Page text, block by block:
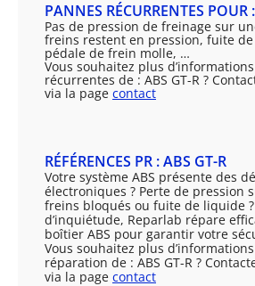
PANNES RÉCURRENTES POUR
Pas de pression de freinage sur
freins restent en pression, fuite
pédale de frein molle, …
Vous souhaitez plus
récurrentes de : ABS GT-R ?
via la page contact
RÉFÉRENCES PR : ABS GT-R
Votre système ABS présente des
électroniques ? Perte de pression
freins bloqués ou fuite de liquide ?
d’inquiétude, Reparlab répare
boîtier ABS pour garantir votre
Vous souhaitez plus
réparation de : ABS GT-R ?
via la page contact